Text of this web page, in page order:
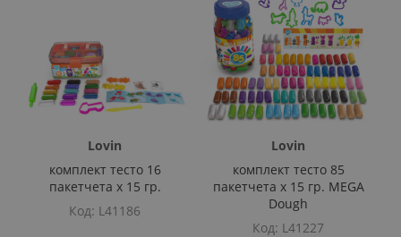
Lovin
комплект тесто 16
пакетчета х 15 гр.
Код L41186
Lovin
комплект тесто 85
пакетчета х 15 гр. MEGA
Dough
Код L41227